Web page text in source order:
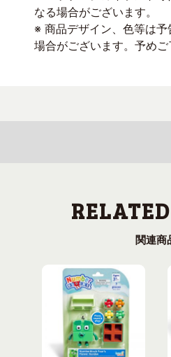
なる場合がございます。
※ 商品デザイン、色等は予
場合がございます。予めご
関連商